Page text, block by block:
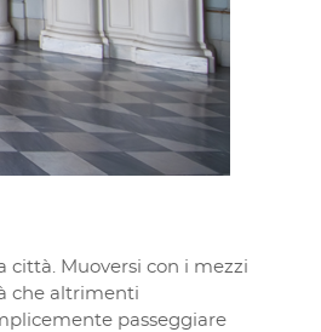
città. Muoversi con i mezzi
che altrimenti
passeggiare